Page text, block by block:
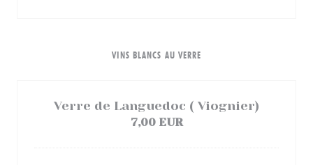
VINS BLANCS AU VERRE
Verre de Languedoc ( Viognier)
7,00 EUR